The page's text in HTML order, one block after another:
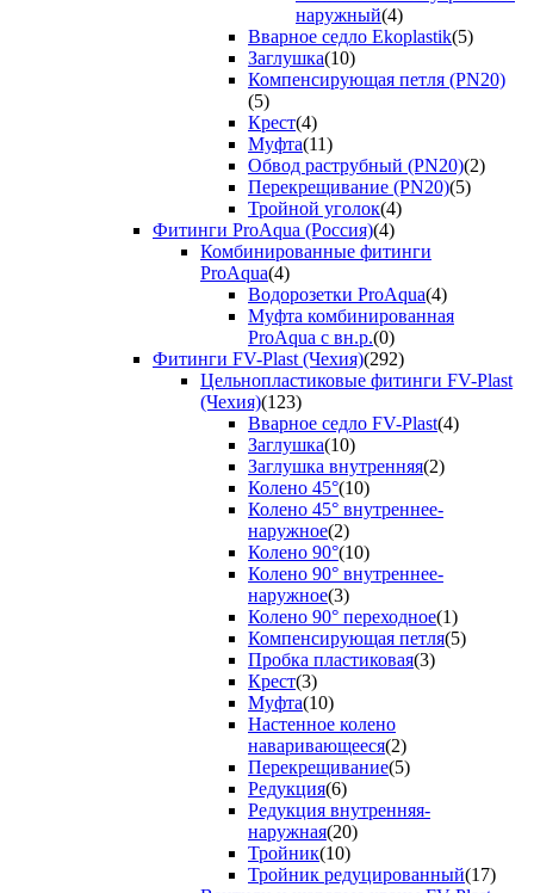
наружный(4)
Вварное седло Ekoplastik(5)
Заглушка(10)
Компенсирующая петля (PN20)
(5)
Крест(4)
Муфта(11)
Обвод раструбный (PN20)(2)
Перекрещивание (PN20)(5)
Тройной уголок(4)
Фитинги ProAqua (Россия)(4)
Комбинированные фитинги
ProAqua(4)
Водорозетки ProAqua(4)
Муфта комбинированная
ProAqua с вн.р.(0)
Фитинги FV-Plast (Чехия)(292)
Цельнопластиковые фитинги FV-Plast
(Чехия)(123)
Вварное седло FV-Plast(4)
Заглушка(10)
Заглушка внутренняя(2)
Колено 45°(10)
Колено 45° внутреннее-
наружное(2)
Колено 90°(10)
Колено 90° внутреннее-
наружное(3)
Колено 90° переходное(1)
Компенсирующая петля(5)
Пробка пластиковая(3)
Крест(3)
Муфта(10)
Настенное колено
наваривающееся(2)
Перекрещивание(5)
Редукция(6)
Редукция внутренняя-
наружная(20)
Тройник(10)
Тройник редуцированный(17)